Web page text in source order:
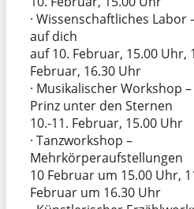
· Wissenschaftliches Labor
auf dich
auf 10. Februar, 15.00 Uhr,
Februar, 16.30 Uhr
· Musikalischer Workshop
Prinz unter den Sternen
10.-11. Februar, 15.00 Uhr
· Tanzworkshop –
Mehrkörperaufstellungen
10 Februar um 15.00 Uhr,
Februar um 16.30 Uhr